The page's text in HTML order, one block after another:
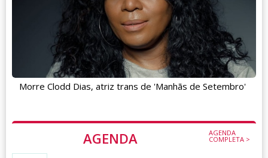
AGENDA AGENDA
COMPLETA >
Morre Clodd Dias, atriz trans de 'Manhãs de Setembro'